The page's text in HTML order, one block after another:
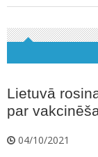
Lietuvā
par
04/10/2021